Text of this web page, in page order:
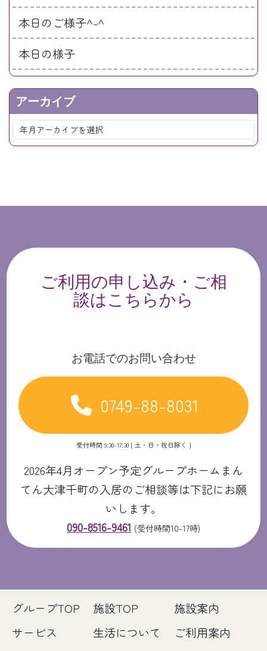
本日のご様子^-^
本日の様子
アーカイブ
ご利用の申し込み・ご相
談はこちらから
お電話でのお問い合わせ
0749-88-8031
受付時間 9:30-17:30 [ 土・日・祝日除く ]
2026年4月オープン予定グループホームまん
てん大津千町の入居のご相談等は下記にお願
いします。
090-8516-9461 (受付時間10-17時)
グループTOP 施設TOP
施設案内
サービス
生活について
ご利用案内